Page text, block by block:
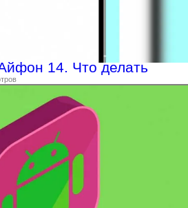
14. Что делать